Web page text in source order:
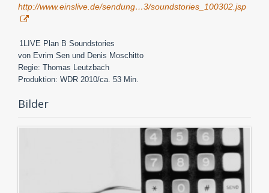
http://www.einslive.de/sendung…3/soundstories_100302.jsp
1LIVE Plan B Soundstories
von Evrim Sen und Denis Moschitto
Regie: Thomas Leutzbach
Produktion: WDR 2010/ca. 53 Min.
Bilder